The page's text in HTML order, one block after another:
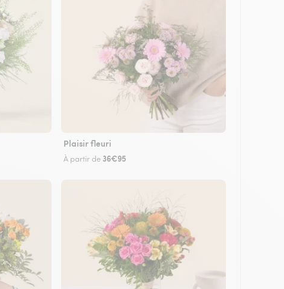
Plaisir fleuri
À partir de 36€95